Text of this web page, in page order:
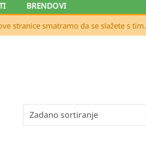
BRENDOVI
stranice smatramo da se slažete s tim.